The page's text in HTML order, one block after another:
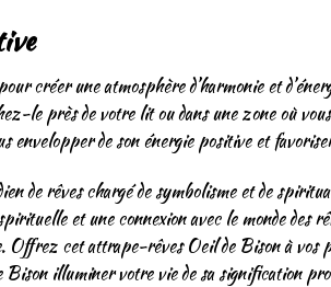
créer une atmosphère d’harmonie et
le près de votre lit ou dans une zone où
envelopper de son énergie positive et
de rêves chargé de symbolisme et de
et une connexion avec le monde des
Offrez cet attrape-rêves Oeil de Bison à
illuminer votre vie de sa signification